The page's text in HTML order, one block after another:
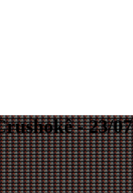
- 23/07